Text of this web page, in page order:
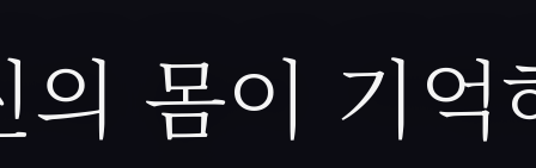
의 몸이 기억